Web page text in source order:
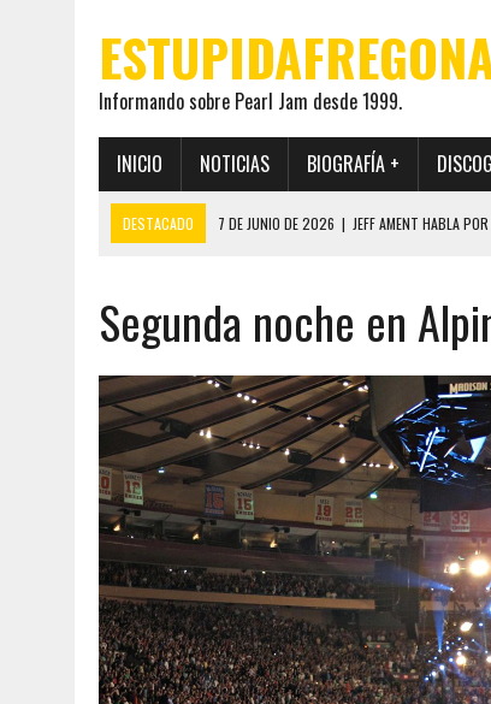
Informando sobre Pearl Jam desde 1999.
INICIO NOTICIAS BIOGRAFÍA +
DESTACADO 7 DE JUNIO DE 2026 | JEFF AMENT HABLA
19 DE MAYO DE 2026
EL ENCUENTRO ENTRE NEIL YOUNG Y
12 DE MAYO DE 2026
PEARL JAM REAPARECEN EN OHANA
28 DE JULIO DE 2026 | JEFF AMENT PUBLICA SINCE
Segunda noche en